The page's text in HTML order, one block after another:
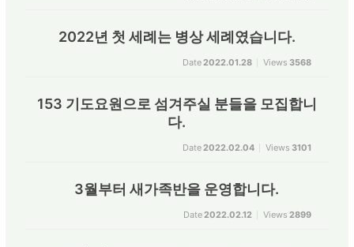
2022년 첫 세례는 병상 세례였습니다.
Date2022.01.28 Views 3568
153 기도요원으로 섬겨주실 분들을 모집합니
다.
Date2022.02.04 Views 3101
3월부터 새가족반을 운영합니다.
Date2022.02.12 Views 2899